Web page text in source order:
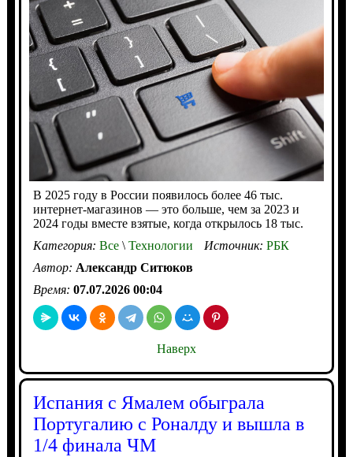
В 2025 году в России появилось более 46 тыс.
интернет‑магазинов — это больше, чем за 2023 и
2024 годы вместе взятые, когда открылось 18 тыс.
Категория: Все\Технологии Источник: РБК
Автор: Александр Ситюков
Время: 07.07.2026 00:04
Наверх
Испания с Ямалем обыграла
Португалию с Роналду и вышла в
1/4 финала ЧМ